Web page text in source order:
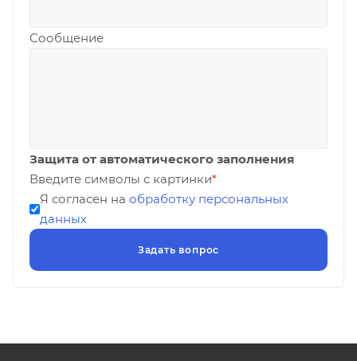
Сообщение
Защита от автоматического заполнения
Введите символы с картинки*
Я согласен на обработку персональных
данных